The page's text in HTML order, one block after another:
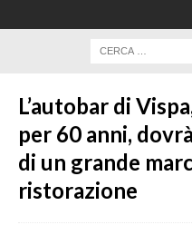
L’autobar di
per 60 anni,
di un grande
ristorazione